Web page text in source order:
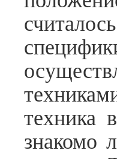
техника
знакомо